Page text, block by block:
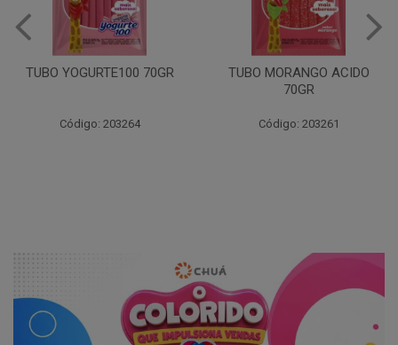
TUBO YOGURTE100 70GR
Código: 203264
TUBO MORANGO ACIDO
70GR
Código: 203261